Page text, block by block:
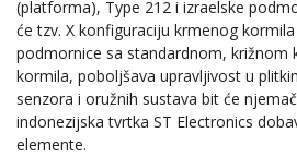
(platforma), Type 212 i izraelske
će tzv. X konfiguraciju krmenog
podmornice sa standardnom, križnom
kormila, poboljšava upravljivost u
senzora i oružnih sustava bit će
indonezijska tvrtka ST Electronics
elemente.